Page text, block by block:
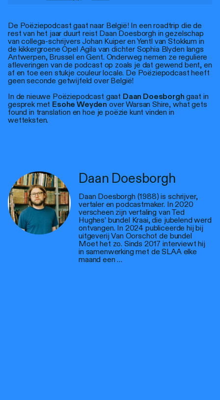
De Poëziepodcast gaat naar België! In een roadtrip die de
rest van het jaar duurt reist Daan Doesborgh in gezelschap
van collega-schrijvers Johan Kuiper en Yentl van Stokkum in
de kikkergroene Opel Agila van dichter Sophia Blyden langs
Antwerpen, Brussel en Gent. Onderweg nemen ze reguliere
afleveringen van de podcast op zoals je dat gewend bent, en
af en toe een stukje couleur locale. De Poëziepodcast heeft
geen seconde getwijfeld over België!
In de nieuwe Poëziepodcast gaat Daan Doesborgh gaat in
gesprek met Esohe Weyden over Warsan Shire, what gets
found in translation en hoe je poëzie kunt vinden in
wetteksten.
Daan Doesborgh
Daan Doesborgh (1988) is schrijver,
vertaler en podcastmaker. In 2020
verscheen zijn vertaling van Ted
Hughes’ bundel Kraai, die jubelend werd
ontvangen. In 2024 publiceerde hij bij
uitgeverij Van Oorschot de bundel
Moet het zo. Sinds 2017 interviewt hij
in samenwerking met de SLAA elke
maand een …